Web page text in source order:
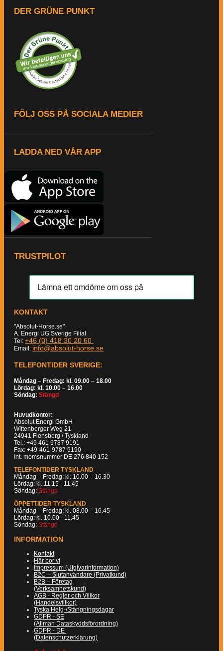
DER GRÜNE PUNKT
FÖLJ OSS PÅ SOCIALA MEDIER
LADDA NED VÅR APP
TRUSTPILOT
KONTAKT
"Absolut-Horse.se"
A. Energi UG Sverige Filial
Tel: +46 (0) 418 30 20 60
Email: info@absolut-horse.se
TELEFONTIDER SVERIGE:
Måndag – Fredag: kl. 09.00 – 18.00
Lördag: kl. 10.00 – 16.00
Söndag: Stängd
Huvudkontor:
Absolut Energi GmbH
Wittenberger Weg 21
24941 Flensborg / Tyskland
Tel.: +49 461 9787 9191
Fax: +49-461-9787 9190
Int. momsnummer DE 276 840 152
TELEFONTIDER TYSKLAND
Måndag – Fredag: kl. 10.00 – 16.30
Lördag: kl. 11.15 - 11.45
Söndag: Stängd
ÖPPETTIDER TYSKLAND
Måndag – Fredag: kl. 08.00 – 16.45
Lördag: kl. 10.00 - 11.45
Söndag: Stängd
INFORMATION
Kontakt
Här bor vi
Impressum (Utgivarinformation)
B2C – Slutanvändare (Privatkund)
B2B – Företag
(Verksamhetskund)
AGB - Regler och Villkor
(Handelsvillkor)
Tyska Helg-/Stängningsdagar
GDPR - SE
(Allmän Dataskyddsförordning)
GDPR - DE
(Datenschutzerklärung)